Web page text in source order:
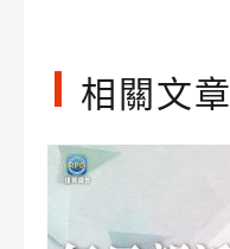
相關文章